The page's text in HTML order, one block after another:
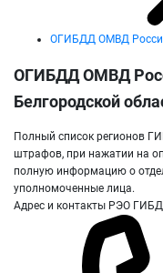
ОГИБДД ОМВД
ОГИБДД ОМВД
Белгородской
Полный список регионов
штрафов, при нажатии на
полную информацию о
уполномоченные лица.
Адрес и контакты РЭО